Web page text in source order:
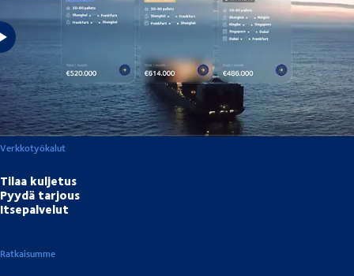
Varmistamme, että yrityksesi ja asiakkaasi voivat menestyä, jotta
voimme kaikki kasvaa yhdessä.
Verkkotyökalut
Tilaa kuljetus
Pyydä tarjous
Itsepalvelut
Ratkaisumme